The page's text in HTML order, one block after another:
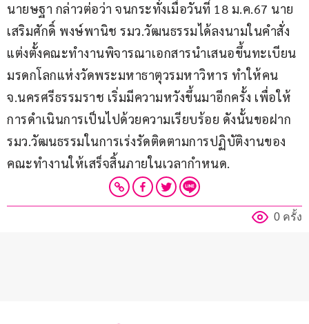
นายษฐา กล่าวต่อว่า จนกระทั่งเมื่อวันที่ 18 ม.ค.67 นาย
เสริมศักดิ์ พงษ์พานิช รมว.วัฒนธรรมได้ลงนามในคําสั่ง
แต่งตั้งคณะทํางานพิจารณาเอกสารนําเสนอขึ้นทะเบียน
มรดกโลกแห่งวัดพระมหาธาตุวรมหาวิหาร ทําให้คน
จ.นครศรีธรรมราช เริ่มมีความหวังขึ้นมาอีกครั้ง เพื่อให้
การดําเนินการเป็นไปด้วยความเรียบร้อย ดังนั้นขอฝาก
รมว.วัฒนธรรมในการเร่งรัดติดตามการปฏิบัติงานของ
คณะทํางานให้เสร็จสิ้นภายในเวลากําหนด.
0 ครั้ง